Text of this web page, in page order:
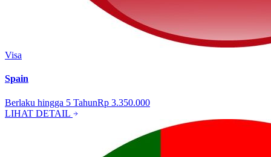
Visa
Spain
Berlaku hingga 5 TahunRp 3.350.000
LIHAT DETAIL